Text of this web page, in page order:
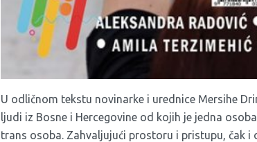
U odličnom tekstu novinarke i urednice Mersihe
ljudi iz Bosne i Hercegovine od kojih je jedna
trans osoba. Zahvaljujući prostoru i pristupu, čak i